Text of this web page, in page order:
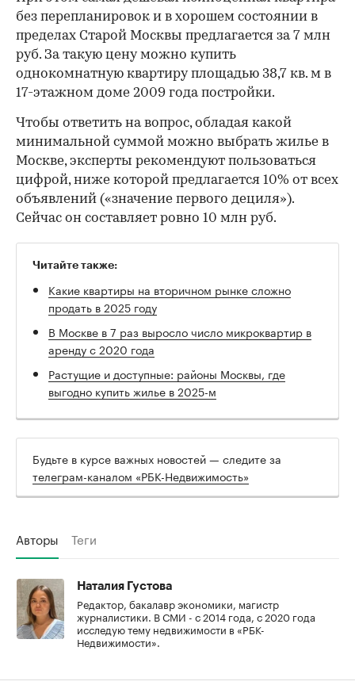
без перепланировок и в хорошем состоянии в
пределах Старой Москвы предлагается за 7 млн
руб. За такую цену можно купить
однокомнатную квартиру площадью 38,7 кв. м в
17-этажном доме 2009 года постройки.
Чтобы ответить на вопрос, обладая какой
минимальной суммой можно выбрать жилье в
Москве, эксперты рекомендуют пользоваться
цифрой, ниже которой предлагается 10% от всех
объявлений («значение первого дециля»).
Сейчас он составляет ровно 10 млн руб.
Читайте также:
Какие квартиры на вторичном рынке сложно
продать в 2025 году
В Москве в 7 раз выросло число микроквартир в
аренду с 2020 года
Растущие и доступные: районы Москвы, где
выгодно купить жилье в 2025-м
Будьте в курсе важных новостей — следите за
телеграм-каналом «РБК-Недвижимость»
Авторы Теги
Наталия Густова
Редактор, бакалавр экономики, магистр
журналистики. В СМИ - с 2014 года, с 2020 года
исследую тему недвижимости в «РБК-
Недвижимости».